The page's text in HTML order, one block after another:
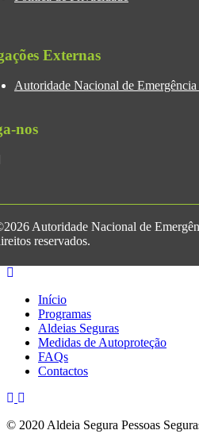
Externas
Autoridade Nacional de
nos
Autoridade Nacional de
reservados.
Início
Programas
Aldeias Seguras
Medidas de Autoproteção
FAQs
Contactos
© 2020 Aldeia Segura Pessoas